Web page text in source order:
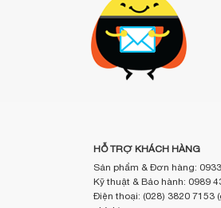
HỖ TRỢ KHÁCH HÀNG
Sản phẩm & Đơn hàng:
Kỹ thuật & Bảo hành: 0989
Điện thoại: (028) 3820 7153